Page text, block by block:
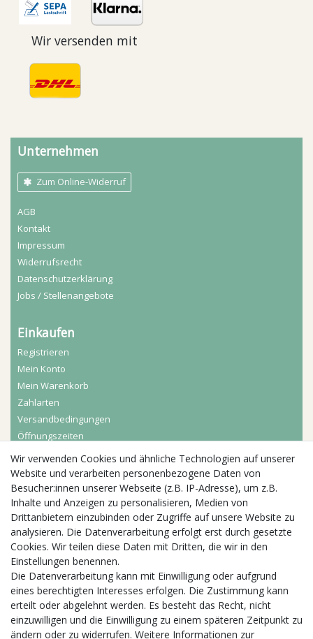
Wir versenden mit
Unternehmen
Zum Online-Widerruf
AGB
Kontakt
Impressum
Widerrufs­recht
Daten­schutz­erklärung
Jobs / Stellenangebote
Einkaufen
Registrieren
Mein Konto
Mein Warenkorb
Zahlarten
Versandbedingungen
Öffnungszeiten
Aktuelles
Busgruppen
Kindergeburtstage
Kindergartenausflug
Schulklassenausflug
Zwillingsrabatt
Wir verwenden Cookies und ähnliche Technologien auf unserer
Website und verarbeiten personenbezogene Daten von
Besucher:innen unserer Webseite (z.B. IP-Adresse), um z.B.
Inhalte und Anzeigen zu personalisieren, Medien von
Drittanbietern einzubinden oder Zugriffe auf unsere Website zu
analysieren. Die Datenverarbeitung erfolgt erst durch gesetzte
Cookies. Wir teilen diese Daten mit Dritten, die wir in den
Einstellungen benennen.
Die Datenverarbeitung kann mit Einwilligung oder aufgrund
eines berechtigten Interesses erfolgen. Die Zustimmung kann
erteilt oder abgelehnt werden. Es besteht das Recht, nicht
einzuwilligen und die Einwilligung zu einem späteren Zeitpunkt zu
ändern oder zu widerrufen. Weitere Informationen zur